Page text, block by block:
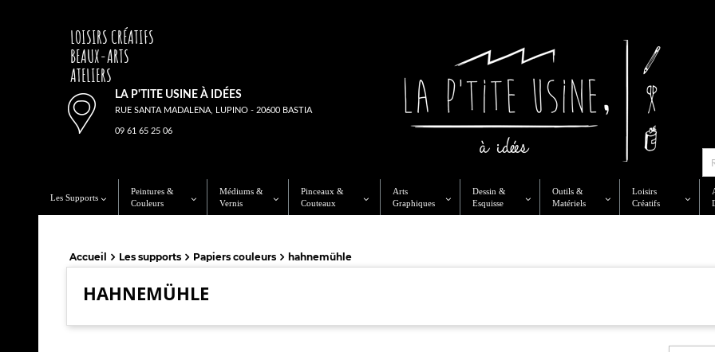
LOISIRS CRÉATIFS
BEAUX-ARTS
ATELIERS
LA P'TITE USINE À IDÉES
RUE SANTA MADALENA, LUPINO - 20600 BASTIA
09 61 65 25 06
Les Supports
Peintures &
Couleurs
Médiums &
Vernis
Pinceaux &
Couteaux
Arts
Graphiques
Dessin &
Esquisse
Outils &
Matériels
Loisirs
Créatifs
Accueil Les supports Papiers couleurs hahnemühle
HAHNEMÜHLE